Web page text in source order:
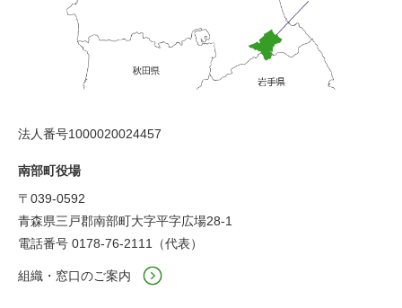
法人番号1000020024457
南部町役場
〒039-0592
青森県三戸郡南部町大字平字広場28-1
電話番号 0178-76-2111（代表）
組織・窓口のご案内